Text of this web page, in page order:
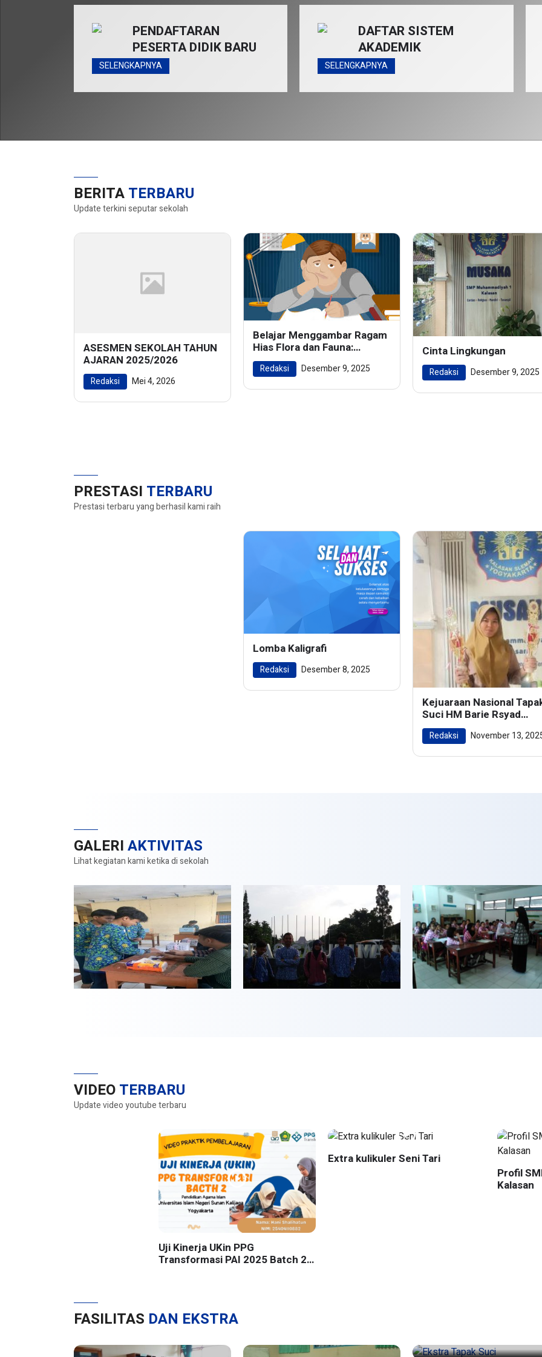
PENDAFTARAN
PESERTA DIDIK BARU
SELENGKAPNYA
DAFTAR SISTEM
AKADEMIK
SELENGKAPNYA
BERITA TERBARU
Update terkini seputar sekolah
ASESMEN SEKOLAH TAHUN
AJARAN 2025/2026
Redaksi Mei 4, 2026
Belajar Menggambar Ragam
Hias Flora dan Fauna:
Menghidupkan Keindahan
Alam dalam Karya Seni
Redaksi Desember 9, 2025
Cinta Lingkungan
Redaksi Desember 9, 2025
PRESTASI TERBARU
Prestasi terbaru yang berhasil kami raih
Lomba Kaligrafi
Redaksi Desember 8, 2025
Kejuaraan Nasional
Suci HM Barie Rsyad
Championship 2024
Redaksi November 13,
GALERI AKTIVITAS
Lihat kegiatan kami ketika di sekolah
VIDEO TERBARU
Update video youtube terbaru
Uji Kinerja UKin PPG
Transformasi PAI 2025 Batch 2
Extra kulikuler Seni Tari
Profil
Kalasan
FASILITAS DAN EKSTRA